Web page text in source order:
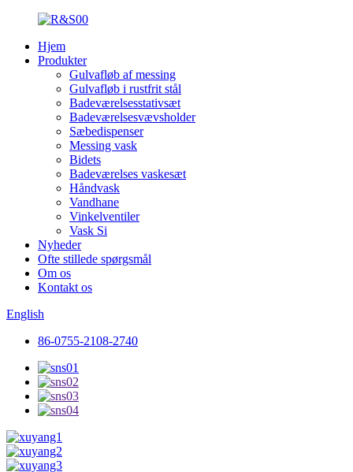
Hjem
Produkter
Gulvafløb af messing
Gulvafløb i rustfrit stål
Badeværelsesstativsæt
Badeværelsesvævsholder
Sæbedispenser
Messing vask
Bidets
Badeværelses vaskesæt
Håndvask
Vandhane
Vinkelventiler
Vask Si
Nyheder
Ofte stillede spørgsmål
Om os
Kontakt os
English
86-0755-2108-2740